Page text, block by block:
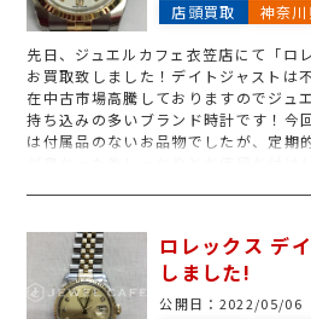
店頭買取 神奈川
先日、ジュエルカフェ衣笠店にて「ロ
お買取致しました！デイトジャストは
在中古市場高騰しておりますのでジュ
持ち込みの多いブランド時計です！今
は付属品のないお品物でしたが、定期
が良かった為しっかりとお値段お付
た！査定ポイントは『付属品の有無
ます。そのため、どこよりも高くお買
金額だけでも知りたいなど査定のみ
取はジュエルカフェ衣笠店までお持ち
ロレックス デ
しました!
公開日： 2022/05/06